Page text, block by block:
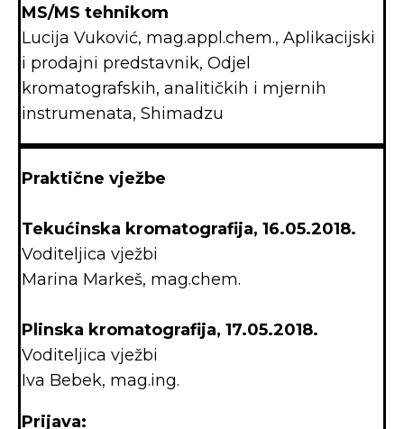
MS/MS tehnikom
Lucija Vuković, mag.appl.chem., Aplikacijski
i prodajni predstavnik, Odjel
kromatografskih, analitičkih i mjernih
instrumenata, Shimadzu
Praktične vježbe
Tekućinska kromatografija, 16.05.2018.
Voditeljica vježbi
Marina Markeš, mag.chem.
Plinska kromatografija, 17.05.2018.
Voditeljica vježbi
Iva Bebek, mag.ing.
Prijava: